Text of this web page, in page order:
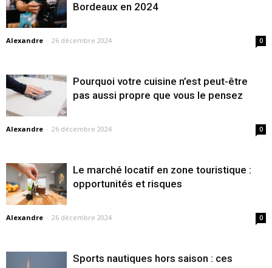
Bordeaux en 2024
Alexandre - 26 décembre 2024 0
Pourquoi votre cuisine n’est peut-être
pas aussi propre que vous le pensez
Alexandre - 26 décembre 2024 0
Le marché locatif en zone touristique :
opportunités et risques
Alexandre - 26 décembre 2024 0
Sports nautiques hors saison : ces